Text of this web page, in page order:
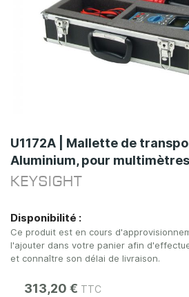
to
the
beginning
of
images
gallery
U1172A | Mallette de
Aluminium, pour multimètres
KEYSIGHT
Disponibilité :
Ce produit est en cours
l'ajouter dans votre panier afin
et connaître son délai de livraison.
313,20 €